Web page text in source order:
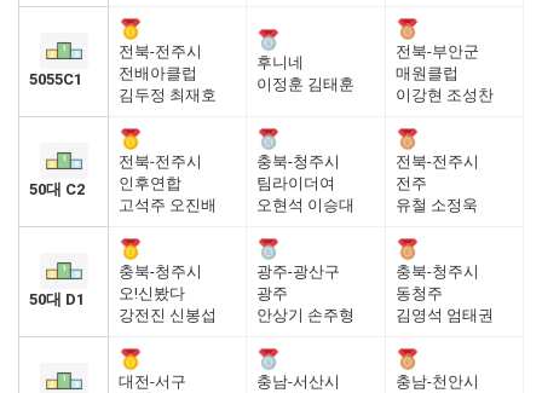
5055C1
전북-전주시
전배아클럽
김두정 최재호
후니네
이정훈 김태훈
전북-부안군
매원클럽
이강현 조성찬
50대 C2
전북-전주시
인후연합
고석주 오진배
충북-청주시
팀라이더여
오현석 이승대
전북-전주시
전주
유철 소정욱
50대 D1
충북-청주시
오!신봤다
강전진 신봉섭
광주-광산구
광주
안상기 손주형
충북-청주시
동청주
김영석 엄태권
대전-서구
충남-서산시
충남-천안시